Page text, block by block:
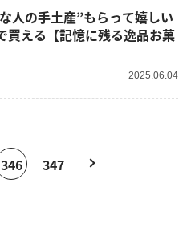
人の手土産”もらって嬉しい
買える【記憶に残る逸品お菓
2025.06.04
346 347